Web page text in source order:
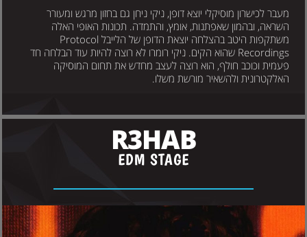
מעבר לכישרון מוסיקלי יוצא דופן, ניקי ניחן גם בחזון מרגש ומעורר
השראה, ובהמון שאפתנות, אומץ, והתמדה. תכונות האופי האלה
משתקפות היטב בהצלחה יוצאת הדופן של הלייבל Protocol
Recordings שהוא הקים. ניקי רומרו לא רוצה להיות עוד הבלחה חד
פעמית וכוכב חולף, הוא רוצה לעצב מחדש את תחום המוסיקה
האלקטרונית ולהשאיר מורשת משלו.
R3HAB
EDM STAGE